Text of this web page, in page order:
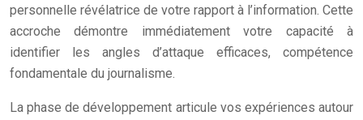
personnelle révélatrice de votre rapport à l’information. Cette
accroche démontre immédiatement votre capacité à
identifier les angles d’attaque efficaces, compétence
fondamentale du journalisme.
La phase de développement articule vos expériences autour